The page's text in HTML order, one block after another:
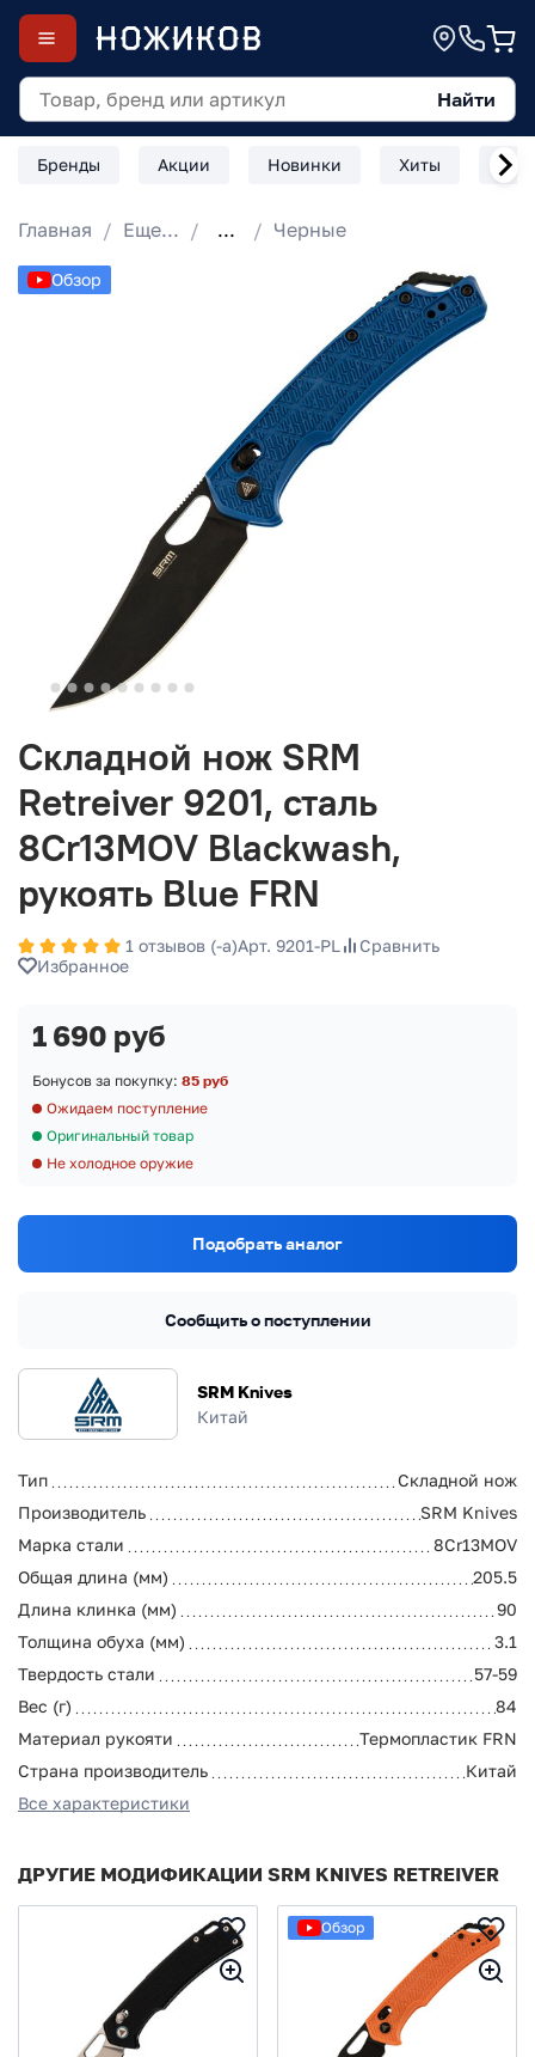
Найти
Бренды Акции Новинки Хиты
Главная Еще... ... Черные
Обзор
Складной нож SRM
Retreiver 9201, сталь
8Cr13MOV Blackwash,
рукоять Blue FRN
1 отзывов (-а)Арт. 9201-PL
Сравнить
Избранное
SRM Knives
Китай
Тип
Складной нож
Производитель
SRM Knives
Марка стали
8Cr13MOV
Общая длина (мм)
205.5
Длина клинка (мм)
90
Толщина обуха (мм)
3.1
Твердость стали
57-59
Вес (г)
84
Материал рукояти
Термопластик FRN
Страна производитель
Китай
Все характеристики
1 690 руб
Бонусов за покупку: 85 руб
Ожидаем поступление
Оригинальный товар
Не холодное оружие
Подобрать аналог
Сообщить о поступлении
ДРУГИЕ МОДИФИКАЦИИ SRM KNIVES RETREIVER
Обзор